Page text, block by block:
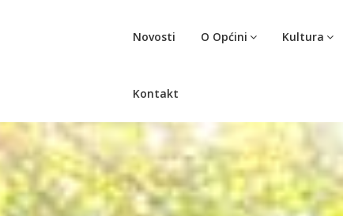
Novosti O Općini Kultura
Kontakt